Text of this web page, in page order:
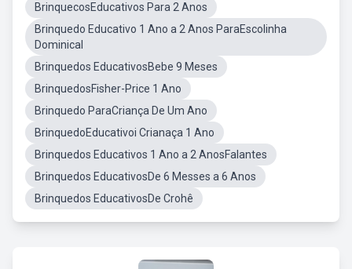
BrinquecosEducativos Para 2 Anos
Brinquedo Educativo 1 Ano a 2 Anos ParaEscolinha
Dominical
Brinquedos EducativosBebe 9 Meses
BrinquedosFisher-Price 1 Ano
Brinquedo ParaCriança De Um Ano
BrinquedoEducativoi Crianaça 1 Ano
Brinquedos Educativos 1 Ano a 2 AnosFalantes
Brinquedos EducativosDe 6 Messes a 6 Anos
Brinquedos EducativosDe Crohê